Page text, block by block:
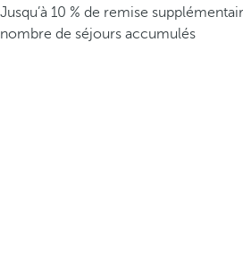
Jusqu’à 10 % de remise
nombre de séjours accumulés